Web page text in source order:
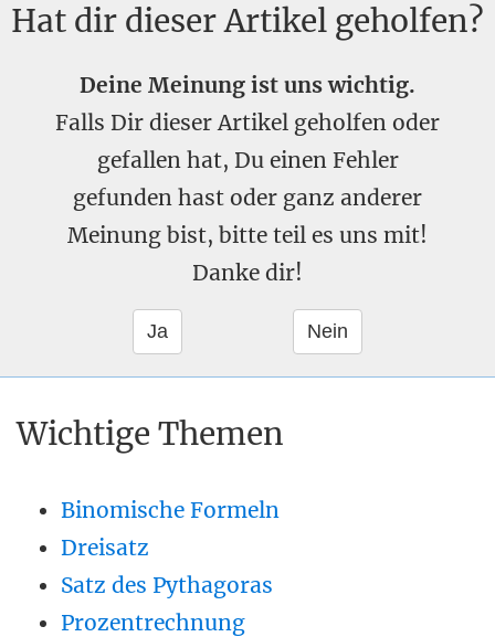
Hat dir dieser Artikel geholfen?
Deine Meinung ist uns wichtig.
Falls Dir dieser Artikel geholfen oder
gefallen hat, Du einen Fehler
gefunden hast oder ganz anderer
Meinung bist, bitte teil es uns mit!
Danke dir!
Wichtige Themen
Binomische Formeln
Dreisatz
Satz des Pythagoras
Prozentrechnung